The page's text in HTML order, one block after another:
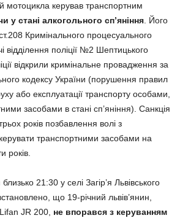
мотоцикла керував транспортним
у стані алкогольного сп’яніння . Його
Кримінального процесуального
відділення поліції №2 Шептицького
відкрили кримінальне провадження за
кодексу України (порушення правил
або експлуатації транспорту особами,
засобами в стані сп’яніння). Санкція
років позбавлення волі з
транспортними засобами на
років.
21:30 у селі Загір’я Львівського
що 19-річний львів’янин,
JR 200, не впорався з керуванням